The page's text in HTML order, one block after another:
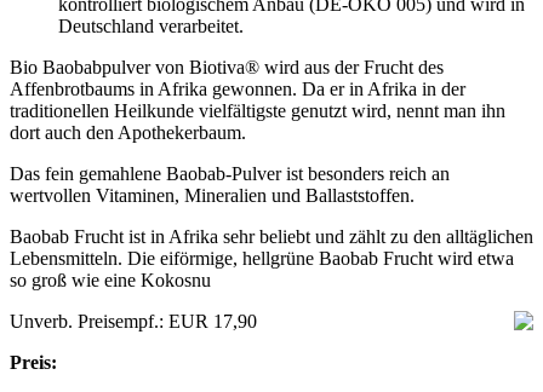
kontrolliert biologischem Anbau (DE-ÖKO 005) und wird in
Deutschland verarbeitet.
Bio Baobabpulver von Biotiva® wird aus der Frucht des
Affenbrotbaums in Afrika gewonnen. Da er in Afrika in der
traditionellen Heilkunde vielfältigste genutzt wird, nennt man ihn
dort auch den Apothekerbaum.
Das fein gemahlene Baobab-Pulver ist besonders reich an
wertvollen Vitaminen, Mineralien und Ballaststoffen.
Baobab Frucht ist in Afrika sehr beliebt und zählt zu den alltäglichen
Lebensmitteln. Die eiförmige, hellgrüne Baobab Frucht wird etwa
so groß wie eine Kokosnu
Unverb. Preisempf.: EUR 17,90
Preis: